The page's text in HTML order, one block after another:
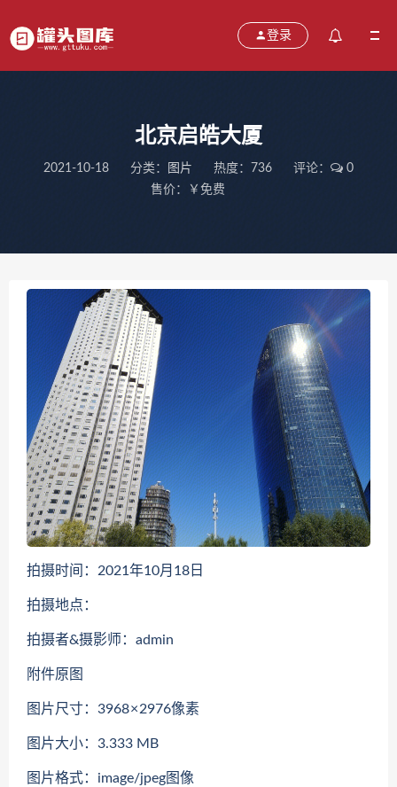
登录
北京启皓大厦
2021-10-18 分类： 图片 热度：736 评论：
0
售价：￥免费
拍摄时间：2021年10月18日
拍摄地点：
拍摄者&摄影师：admin
附件原图
图片尺寸：3968 × 2976像素
图片大小：3.333 MB
图片格式：image/jpeg图像